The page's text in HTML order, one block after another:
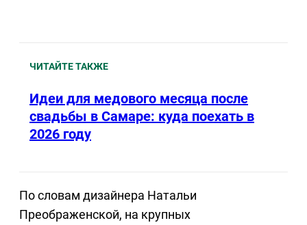
ЧИТАЙТЕ ТАКЖЕ
Идеи для медового месяца после
свадьбы в Самаре: куда поехать в
2026 году
По словам дизайнера Натальи
Преображенской, на крупных